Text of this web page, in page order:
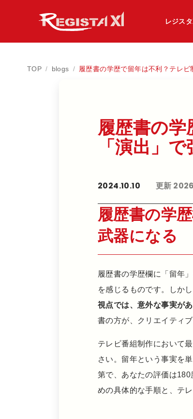
レジス
TOP / blogs / 履歴書の学歴で留年は不利？テレ
履歴書の​
「演出」
2024.10.10 更新
履歴書の学
武器になる
履歴書の学歴欄に「留年
を感じるものです。しか
視点では、意外な事実があ
書の方が、クリエイティ
テレビ番組制作において
さい。留年という事実を
第で、あなたの評価は
めの具体的な手順と、テ